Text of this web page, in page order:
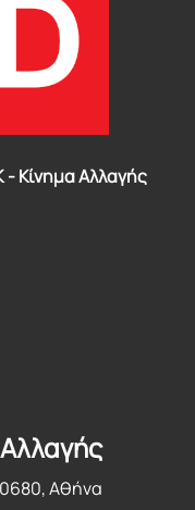
Κίνημα Αλλαγής
Αθήνα